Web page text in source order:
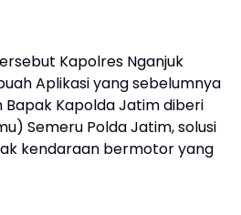
Kapolres Nganjuk
Aplikasi yang sebelumnya
Kapolda Jatim diberi
Semeru Polda Jatim, solusi
kendaraan bermotor yang